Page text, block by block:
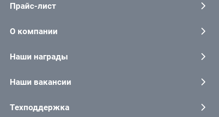
Прайс-лист
О компании
Наши награды
Наши вакансии
Техподдержка